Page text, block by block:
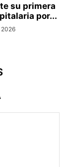
su primera
por...
2026